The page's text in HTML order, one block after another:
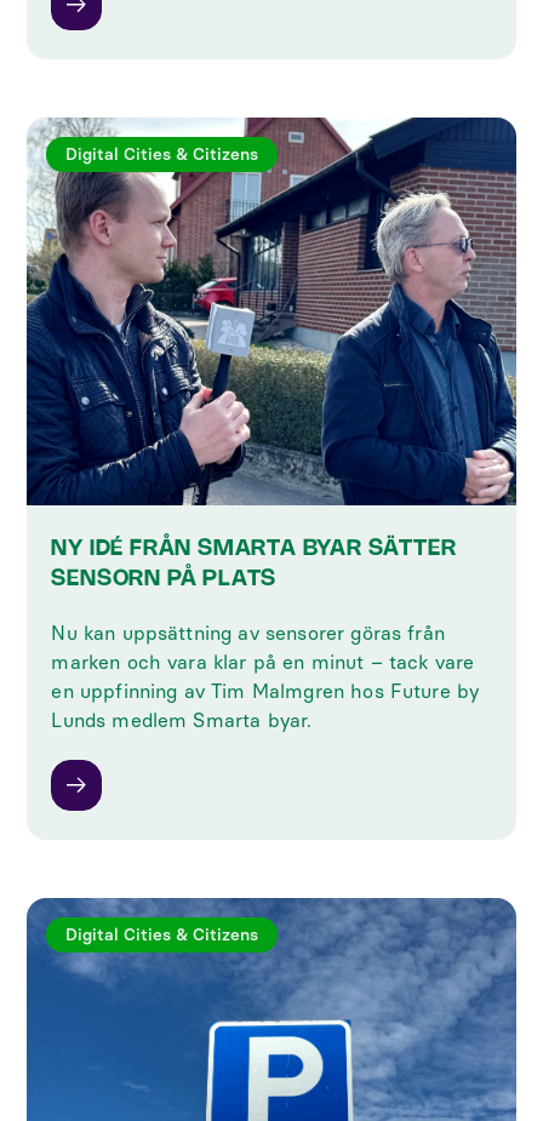
Digital Cities & Citizens
NY IDÉ FRÅN SMARTA BYAR SÄTTER
SENSORN PÅ PLATS
Nu kan uppsättning av sensorer göras från
marken och vara klar på en minut – tack vare
en uppfinning av Tim Malmgren hos Future by
Lunds medlem Smarta byar.
Digital Cities & Citizens